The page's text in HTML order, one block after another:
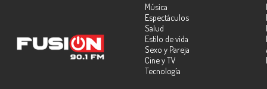
Música
Espectáculos
Salud
Estilo de vida
Sexo y Pareja
Cine y TV
Tecnología